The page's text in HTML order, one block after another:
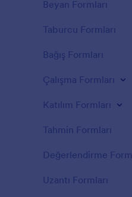
Beyan Formları
Taburcu Formları
Bağış Formları
Çalışma Formları
Katılım Formları
Tahmin Formları
Değerlendirme
Uzantı Formları